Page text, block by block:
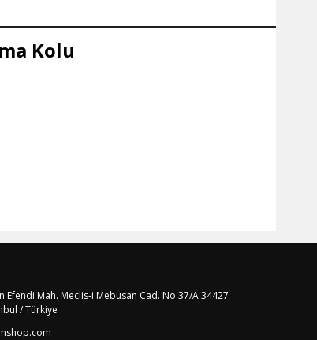
Kolu
Efendi Mah. Meclis-i Mebusan Cad. No:37/A 34427
/ Türkiye